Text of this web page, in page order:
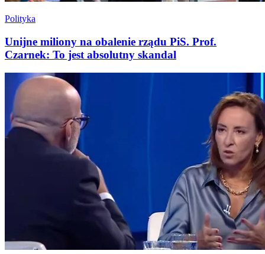
Polityka
Unijne miliony na obalenie rządu PiS. Prof.
Czarnek: To jest absolutny skandal